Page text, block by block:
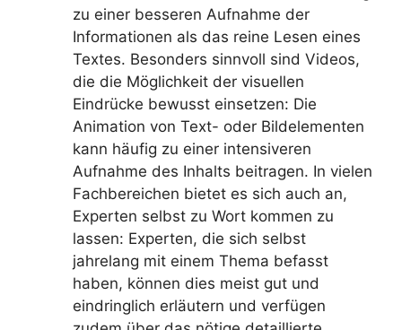
zu einer besseren Aufnahme der
Informationen als das reine Lesen eines
Textes. Besonders sinnvoll sind Videos,
die die Möglichkeit der visuellen
Eindrücke bewusst einsetzen: Die
Animation von Text- oder Bildelementen
kann häufig zu einer intensiveren
Aufnahme des Inhalts beitragen. In vielen
Fachbereichen bietet es sich auch an,
Experten selbst zu Wort kommen zu
lassen: Experten, die sich selbst
jahrelang mit einem Thema befasst
haben, können dies meist gut und
eindringlich erläutern und verfügen